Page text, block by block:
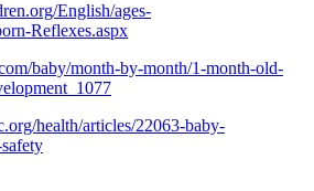
English/ages-
Reflexes.aspx
baby/month-by-month/1-month-old-
health/articles/22063-baby-